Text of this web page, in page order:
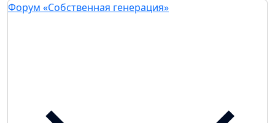
Форум «Собственная генерация»